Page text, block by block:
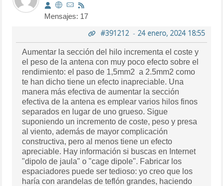
Mensajes: 17
#391212- 24 enero, 2024 18:55
Aumentar la sección del hilo incrementa el coste y
el peso de la antena con muy poco efecto sobre el
rendimiento: el paso de 1,5mm2 a 2.5mm2 como
te han dicho tiene un efecto inapreciable. Una
manera más efectiva de aumentar la sección
efectiva de la antena es emplear varios hilos finos
separados en lugar de uno grueso. Sigue
suponiendo un incremento de coste, peso y presa
al viento, además de mayor complicación
constructiva, pero al menos tiene un efecto
apreciable. Hay información si buscas en Internet
"dipolo de jaula" o "cage dipole". Fabricar los
espaciadores puede ser tedioso: yo creo que los
haría con arandelas de teflón grandes, haciendo